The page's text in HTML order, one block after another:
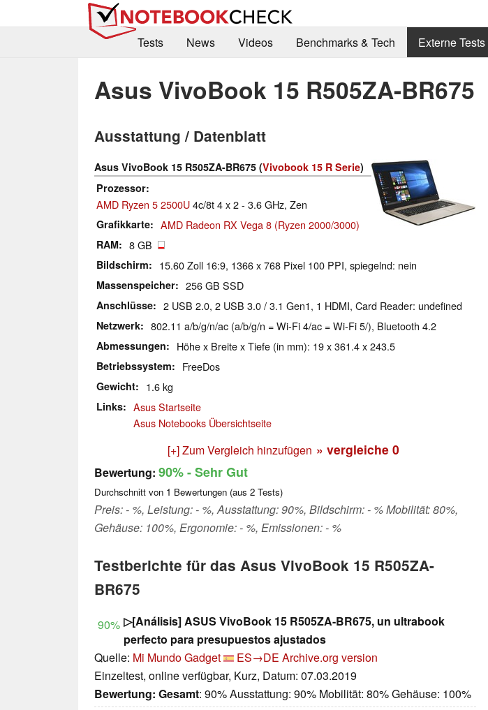
Tests
News Videos Benchmarks & Tech Externe Tests
Asus VivoBook 15 R505ZA-BR675
Ausstattung / Datenblatt
Asus VivoBook 15 R505ZA-BR675 (Vivobook 15 R Serie)
Prozessor
AMD Ryzen 5 2500U4c/8t 4 x 2 - 3.6 GHz, Zen
Grafikkarte AMD Radeon RX Vega 8 (Ryzen 2000/3000)
RAM 8 GB
Bildschirm 15.60 Zoll 16:9, 1366 x 768 Pixel 100 PPI, spiegelnd: nein
Massenspeicher 256 GB SSD
Anschlüsse 2 USB 2.0, 2 USB 3.0 / 3.1 Gen1, 1 HDMI, Card Reader: undefined
Netzwerk 802.11 a/b/g/n/ac (a/b/g/n = Wi-Fi 4/ac = Wi-Fi 5/), Bluetooth 4.2
Abmessungen Höhe x Breite x Tiefe (in mm): 19 x 361.4 x 243.5
Betriebssystem FreeDos
Gewicht 1.6 kg
Links
Asus Startseite
Asus Notebooks Übersichtseite
[+] Zum Vergleich hinzufügen » vergleiche 0
Bewertung: 90%- Sehr Gut
Durchschnitt von 1 Bewertungen (aus 2 Tests)
Preis: - %, Leistung: - %, Ausstattung: 90%, Bildschirm: - % Mobilität: 80%,
Gehäuse: 100%, Ergonomie: - %, Emissionen: - %
Testberichte für das Asus VivoBook 15 R505ZA-
BR675
90% ▷[Análisis] ASUS VivoBook 15 R505ZA-BR675, un ultrabook
perfecto para presupuestos ajustados
Quelle: Mi Mundo Gadget ES→DE Archive.org version
Einzeltest, online verfügbar, Kurz, Datum: 07.03.2019
Bewertung: Gesamt: 90% Ausstattung: 90% Mobilität: 80% Gehäuse: 100%